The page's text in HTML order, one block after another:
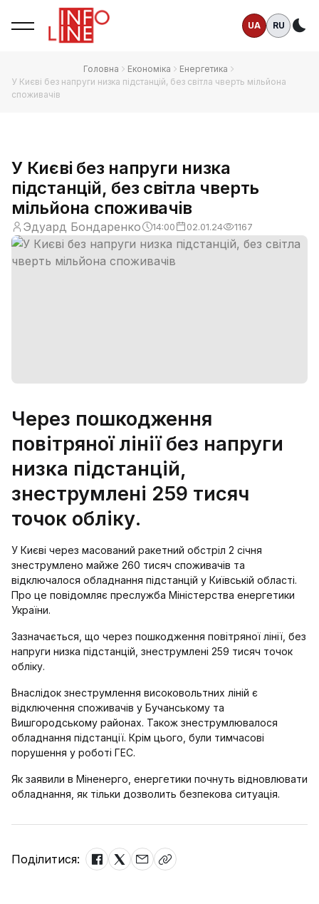
UA RU
Головна Економіка
Енергетика
У Києві без напруги низка підстанцій, без світла чверть мільйона
споживачів
У Києві без напруги низка
підстанцій, без світла чверть
мільйона споживачів
Эдуард Бондаренко 14:00 02.01.24 1167
Через пошкодження
повітряної лінії без напруги
низка підстанцій,
знеструмлені 259 тисяч
точок обліку.
У Києві через масований ракетний обстріл 2 січня
знеструмлено майже 260 тисяч споживачів та
відключалося обладнання підстанцій у Київській області.
Про це повідомляє преслужба Міністерства енергетики
України.
Зазначається, що через пошкодження повітряної лінії, без
напруги низка підстанцій, знеструмлені 259 тисяч точок
обліку.
Внаслідок знеструмлення високовольтних ліній є
відключення споживачів у Бучанському та
Вишгородському районах. Також знеструмлювалося
обладнання підстанції. Крім цього, були тимчасові
порушення у роботі ГЕС.
Як заявили в Міненерго, енергетики почнуть відновлювати
обладнання, як тільки дозволить безпекова ситуація.
Поділитися: